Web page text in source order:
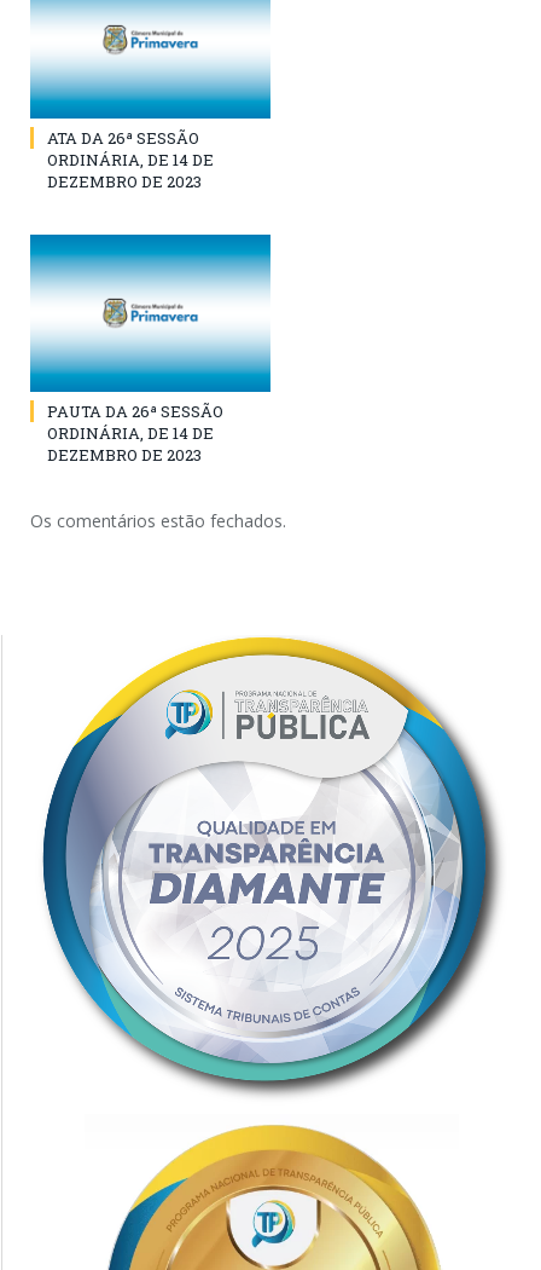
ATA DA 26ª SESSÃO
ORDINÁRIA, DE 14 DE
DEZEMBRO DE 2023
PAUTA DA 26ª SESSÃO
ORDINÁRIA, DE 14 DE
DEZEMBRO DE 2023
Os comentários estão fechados.